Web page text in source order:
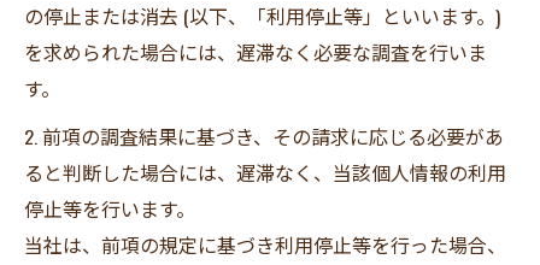
の停止または消去 (以下、「利用停止等」といいます。)
を求められた場合には、遅滞なく必要な調査を行いま
す。
2. 前項の調査結果に基づき、その請求に応じる必要があ
ると判断した場合には、遅滞なく、当該個人情報の利用
停止等を行います。
当社は、前項の規定に基づき利用停止等を行った場合、